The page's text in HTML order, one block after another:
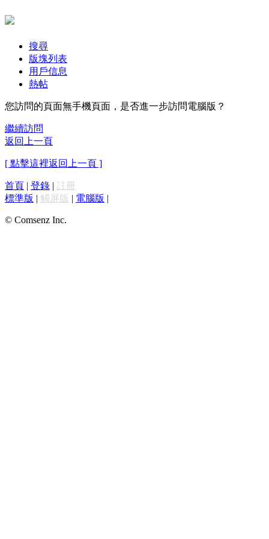
搜尋
版塊列表
用戶信息
熱帖
您訪問的頁面無手機頁面，是否進一步訪問電腦版？
繼續訪問
返回上一頁
[ 點擊這裡返回上一頁 ]
首頁 | 登錄 | 註冊
標準版 | 觸屏版 | 電腦版 |
© Comsenz Inc.